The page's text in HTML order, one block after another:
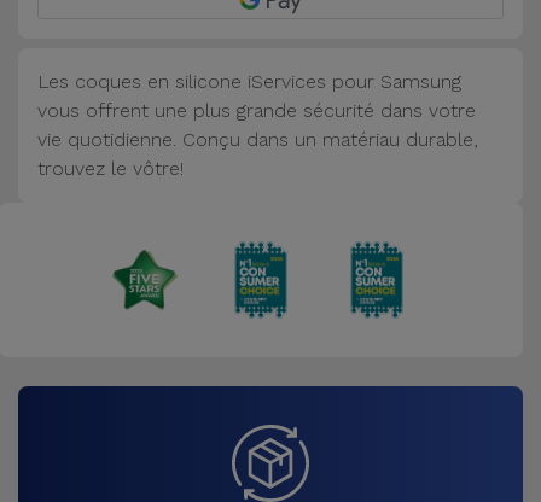
Mobilité,
Auto et
Vélo
Accessoires
Les coques en silicone iServices pour Samsung
vous offrent une plus grande sécurité dans votre
vie quotidienne. Conçu dans un matériau durable,
trouvez le vôtre!